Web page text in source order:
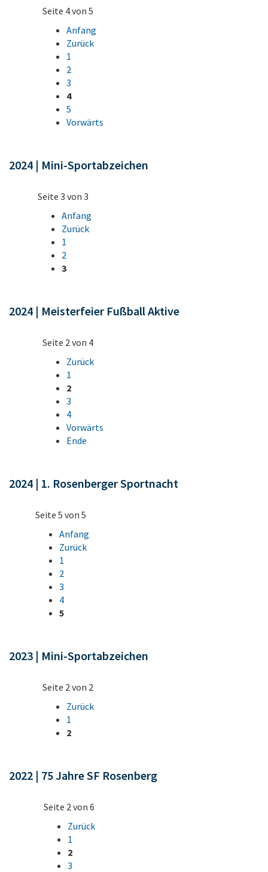
Seite 4 von 5
Anfang
Zurück
1
2
3
4
5
Vorwärts
2024 | Mini-Sportabzeichen
Seite 3 von 3
Anfang
Zurück
1
2
3
2024 | Meisterfeier Fußball Aktive
Seite 2 von 4
Zurück
1
2
3
4
Vorwärts
Ende
2024 | 1. Rosenberger Sportnacht
Seite 5 von 5
Anfang
Zurück
1
2
3
4
5
2023 | Mini-Sportabzeichen
Seite 2 von 2
Zurück
1
2
2022 | 75 Jahre SF Rosenberg
Seite 2 von 6
Zurück
1
2
3